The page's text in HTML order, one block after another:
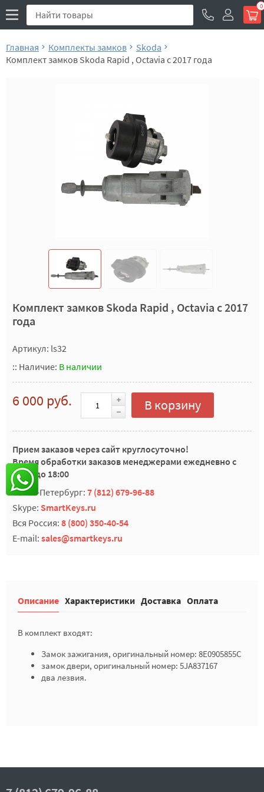
0
Главная Комплекты замков
Skoda
Комплект замков Skoda Rapid , Octavia c 2017 года
Комплект замков Skoda Rapid , Octavia c 2017
года
Артикул: ls32
:: Наличие: В наличии
6 000 руб. В корзину
Прием заказов через сайт круглосуточно!
Время обработки заказов менеджерами ежедневно с
10:00 до 18:00
Санкт-Петербург: 7 (812) 679-96-88
Skype: SmartKeys.ru
Вся Россия: 8 (800) 350-40-54
E-mail: sales@smartkeys.ru
Описание Характеристики Доставка Оплата
В комплект входят:
Замок зажигания, оригинальный номер: 8E0905855C
замок двери, оригинальный номер: 5JA837167
два лезвия.